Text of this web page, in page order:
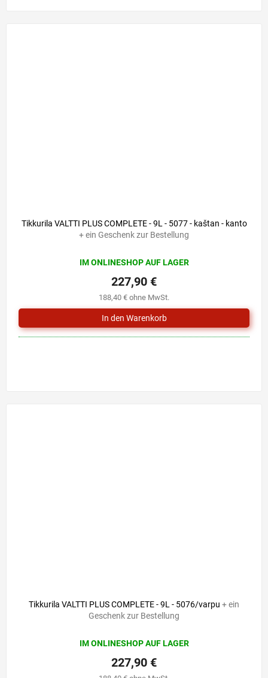
Tikkurila VALTTI PLUS COMPLETE - 9L - 5077 - kaštan - kanto
+ ein Geschenk zur Bestellung
IM ONLINESHOP AUF LAGER
188,40 € ohne MwSt.
227,90 €
Tikkurila VALTTI PLUS COMPLETE - 9L - 5076/varpu + ein
Geschenk zur Bestellung
IM ONLINESHOP AUF LAGER
227,90 €